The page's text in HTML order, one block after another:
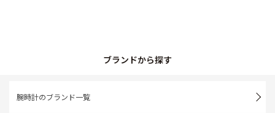
ブランドから探す
腕時計のブランド一覧